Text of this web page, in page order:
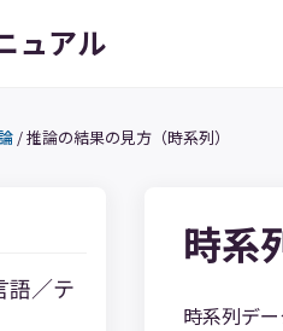
ュアル
/推論の結果の見方（時系列）
語／テ
時系
時系列デ